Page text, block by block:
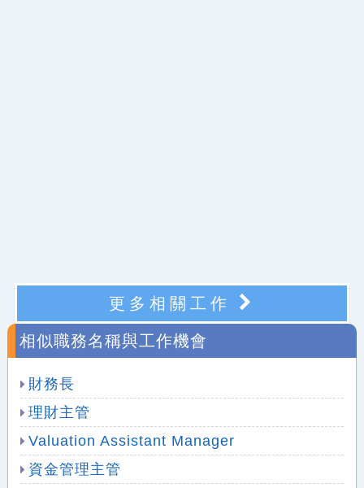
更多相關工作
相似職務名稱與工作機會
財務長
理財主管
Valuation Assistant Manager
資金管理主管